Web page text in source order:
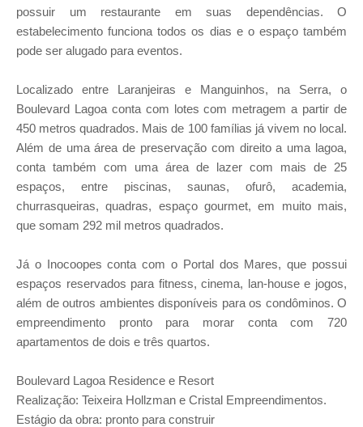
possuir um restaurante em suas dependências. O
estabelecimento funciona todos os dias e o espaço também
pode ser alugado para eventos.
Localizado entre Laranjeiras e Manguinhos, na Serra, o
Boulevard Lagoa conta com lotes com metragem a partir de
450 metros quadrados. Mais de 100 famílias já vivem no local.
Além de uma área de preservação com direito a uma lagoa,
conta também com uma área de lazer com mais de 25
espaços, entre piscinas, saunas, ofurô, academia,
churrasqueiras, quadras, espaço gourmet, em muito mais,
que somam 292 mil metros quadrados.
Já o Inocoopes conta com o Portal dos Mares, que possui
espaços reservados para fitness, cinema, lan-house e jogos,
além de outros ambientes disponíveis para os condôminos. O
empreendimento pronto para morar conta com 720
apartamentos de dois e três quartos.
Boulevard Lagoa Residence e Resort
Realização: Teixeira Hollzman e Cristal Empreendimentos.
Estágio da obra: pronto para construir